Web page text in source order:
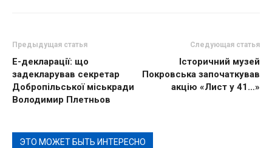
Предыдущая статья
Е-декларації: що
задекларував секретар
Добропільської міськради
Володимир Плетньов
Следующая статья
Історичний музей
Покровська започаткував
акцію «Лист у 41…»
ЭТО МОЖЕТ БЫТЬ ИНТЕРЕСНО